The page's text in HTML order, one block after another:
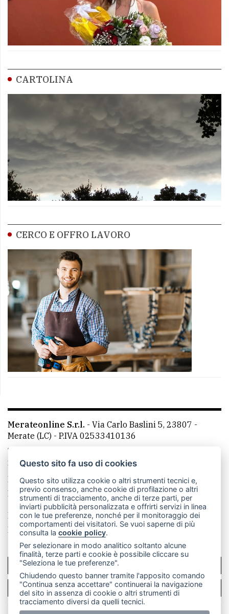
CARTOLINA
CERCO E OFFRO LAVORO
Merateonline S.r.l. - Via Carlo Baslini 5, 23807 -
Merate (LC) - P.IVA 02533410136
Telefono:
mail: redazione@merateonline.it
La redazione
CasateOnline LeccoOnline
RSS
Made by VIP
Privacy policy
Cookie policy
Rivedi le tue scelte sui cookie
SCRIVICI
PER LA TUA PUBBLICITÀ
Questo sito fa uso di cookies
Questo sito utilizza cookie o altri strumenti tecnici e,
previo consenso, anche cookie di profilazione o altri
strumenti di tracciamento, anche di terze parti, per
inviarti pubblicità personalizzata e offrirti servizi in linea
con le tue preferenze, nonché per il monitoraggio dei
comportamenti dei visitatori. Se vuoi saperne di più
consulta lacookie policy.
Per selezionare in modo analitico soltanto alcune
finalità, terze parti e cookie è possibile cliccare su
"Seleziona le tue preferenze".
Chiudendo questo banner tramite l'apposito comando
"Continua senza accettare" continuerai la navigazione
del sito in assenza di cookie o altri strumenti di
tracciamento diversi da quelli tecnici.